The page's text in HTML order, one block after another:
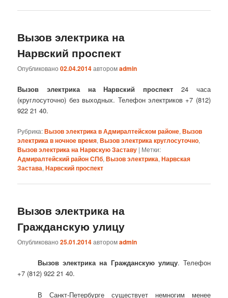
Вызов электрика на
Нарвский проспект
Опубликовано02.04.2014авторомadmin
Вызов электрика на Нарвский проспект 24 часа
(круглосуточно) без выходных. Телефон электриков +7 (812)
922 21 40.
Рубрика:Вызов электрика в Адмиралтейском районе,Вызов
электрика в ночное время,Вызов электрика круглосуточно,
Вызов электрика на Нарвскую Заставу | Метки:
Адмиралтейский район СПб,Вызов электрика,Нарвская
Застава,Нарвский проспект
Вызов электрика на
Гражданскую улицу
Опубликовано25.01.2014авторомadmin
Вызов электрика на Гражданскую улицу. Телефон
+7 (812) 922 21 40.
В Санкт-Петербурге существует немногим менее